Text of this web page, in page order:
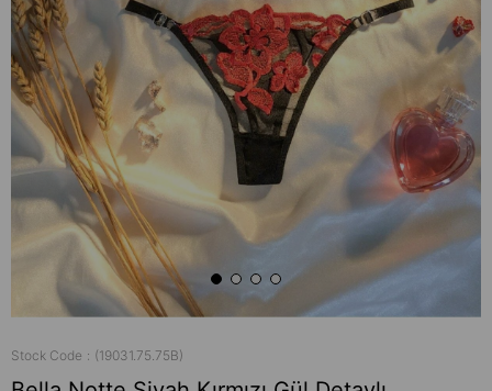
Stock Code (19031.75.75B)